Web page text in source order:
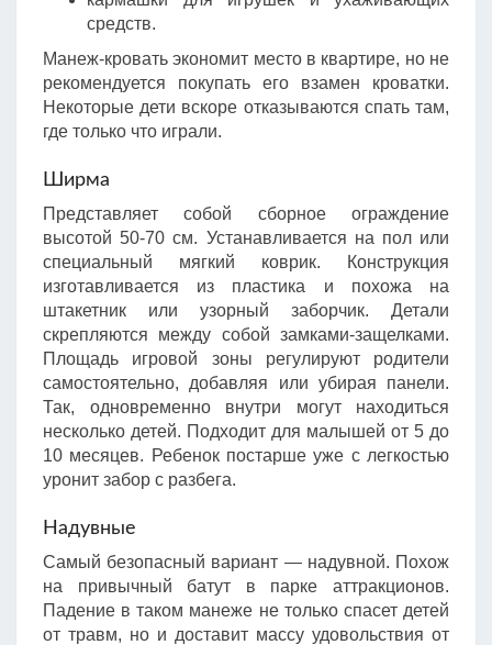
средств.
Манеж-кровать экономит место в квартире, но не
рекомендуется покупать его взамен кроватки.
Некоторые дети вскоре отказываются спать там,
где только что играли.
Ширма
Представляет собой сборное ограждение
высотой 50-70 см. Устанавливается на пол или
специальный мягкий коврик. Конструкция
изготавливается из пластика и похожа на
штакетник или узорный заборчик. Детали
скрепляются между собой замками-защелками.
Площадь игровой зоны регулируют родители
самостоятельно, добавляя или убирая панели.
Так, одновременно внутри могут находиться
несколько детей. Подходит для малышей от 5 до
10 месяцев. Ребенок постарше уже с легкостью
уронит забор с разбега.
Надувные
Самый безопасный вариант — надувной. Похож
на привычный батут в парке аттракционов.
Падение в таком манеже не только спасет детей
от травм, но и доставит массу удовольствия от